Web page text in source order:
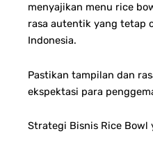
menyajikan menu rice
rasa autentik yang tetap
Indonesia.
Pastikan tampilan dan
ekspektasi para
Strategi Bisnis Rice